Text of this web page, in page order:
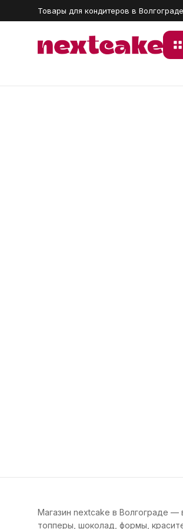
Товары для кондитеров в Волгограде
Магазин nextcake в Волгограде —
топперы, шоколад, формы,